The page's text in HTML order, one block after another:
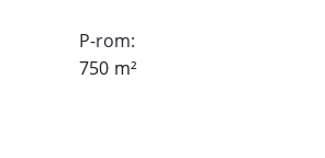
P-rom:
750 m²